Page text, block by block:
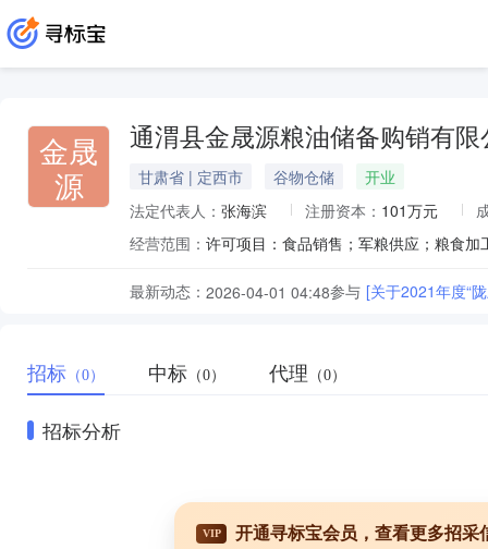
金晟
源
通渭县金晟源粮油储备购销有限
甘肃省 | 定西市 谷物仓储
开业
法定代表人： 张海滨 注册资本： 101万元
经营范围：
最新动态： 2026-04-01 04:48参与 [关于2021年度“
招标 （0） 中标 （0） 代理 （0）
招标分析
VIP 开通寻标宝会员，查看更多招采